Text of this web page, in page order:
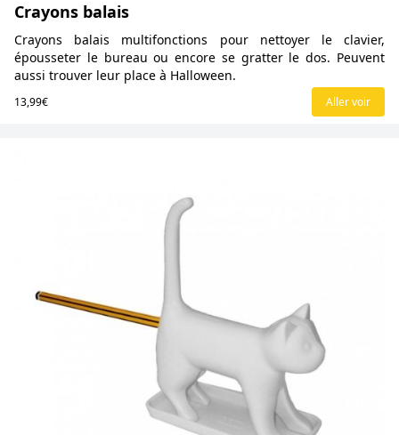
Crayons balais
Crayons balais multifonctions pour nettoyer le clavier,
épousseter le bureau ou encore se gratter le dos. Peuvent
aussi trouver leur place à Halloween.
13,99€ Aller voir